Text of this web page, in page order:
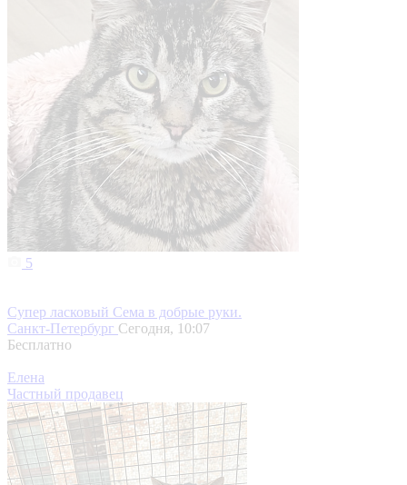
5
Супер ласковый Сема в добрые руки.
Санкт-Петербург Сегодня, 10:07
Бесплатно
Елена
Частный продавец